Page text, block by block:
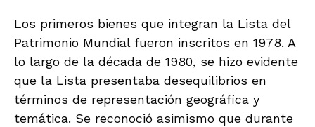
Los primeros bienes que integran la Lista del
Patrimonio Mundial fueron inscritos en 1978. A
lo largo de la década de 1980, se hizo evidente
que la Lista presentaba desequilibrios en
términos de representación geográfica y
temática. Se reconoció asimismo que durante